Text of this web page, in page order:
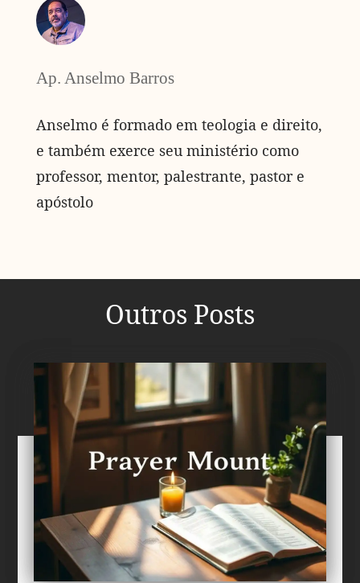
Ap. Anselmo Barros
Anselmo é formado em teologia e direito,
e também exerce seu ministério como
professor, mentor, palestrante, pastor e
apóstolo
Outros Posts